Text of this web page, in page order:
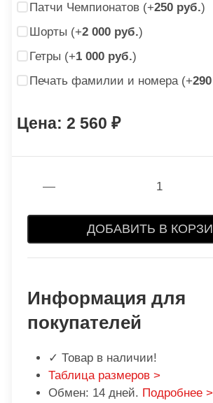
Патчи Чемпионатов (+250 руб.)
Шорты (+2 000 руб.)
Гетры (+1 000 руб.)
Печать фамилии и номера (+
2 560
ДОБАВИТЬ В
Информация для
покупателей
✓ Товар в наличии!
Таблица размеров >
Обмен: 14 дней. Подробнее >